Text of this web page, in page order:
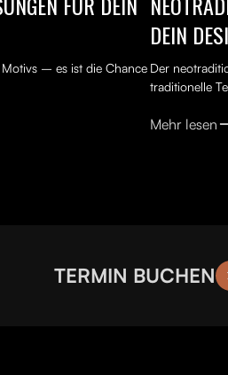
– es ist die Chance
DEIN
Der
traditionelle
Mehr lesen
TERMIN BUCHEN